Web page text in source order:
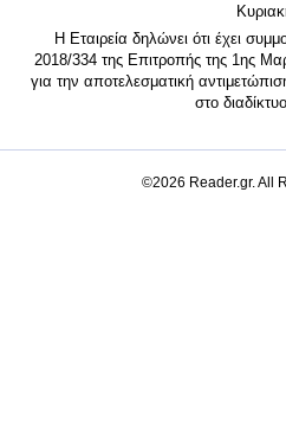
Η Εταιρεία δηλώνει ότι έχει
2018/334 της Επιτροπής της 1ης
για την αποτελεσματική
στο
©2026 Reader.gr. All